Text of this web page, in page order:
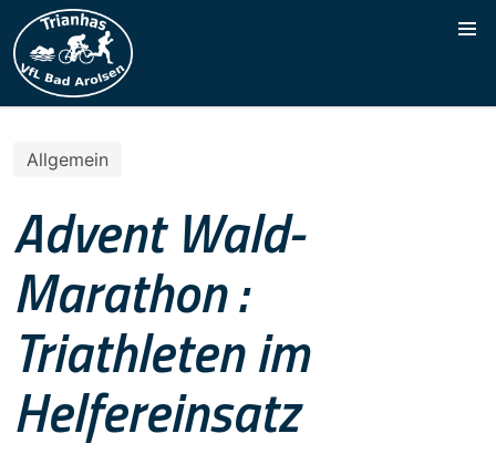
Allgemein
Advent Wald-
Marathon :
Triathleten im
Helfereinsatz